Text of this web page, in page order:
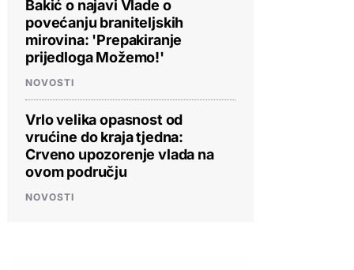
Bakić o najavi Vlade o
povećanju braniteljskih
mirovina: 'Prepakiranje
prijedloga Možemo!'
NOVOSTI
Vrlo velika opasnost od
vrućine do kraja tjedna:
Crveno upozorenje vlada na
ovom području
NOVOSTI